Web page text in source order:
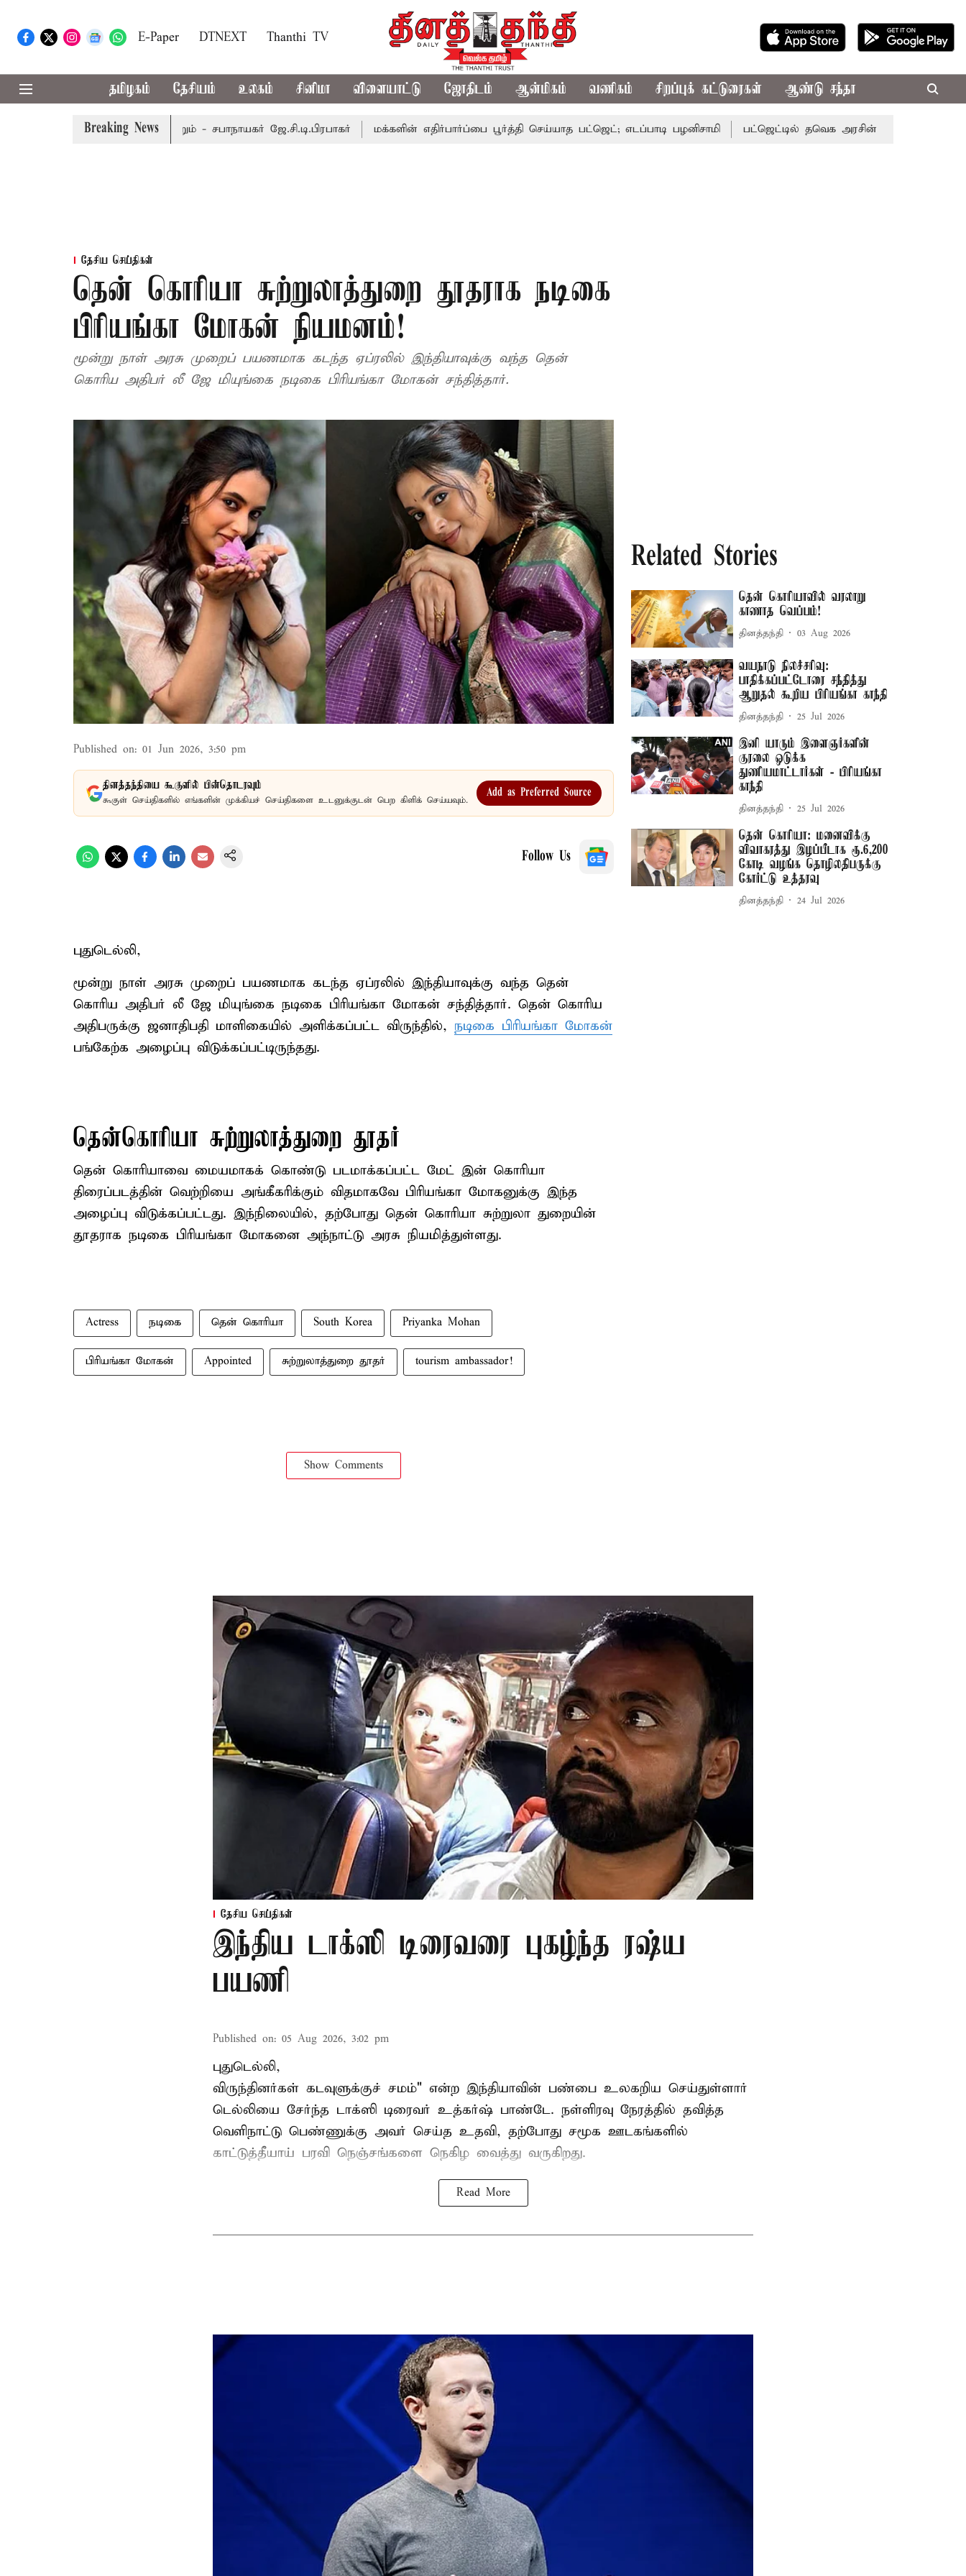
E-Paper DTNEXT Thanthi TV
தமிழகம் தேசியம் உலகம் சினிமா விளையாட்டு ஜோதிடம் ஆன்மிகம் வணிகம் சிறப்புக் கட்டுரைகள் ஆண்டு சந்தா
Breaking News
ந் தேதி வரை நடைபெறும் - சபாநாயகர் ஜே.சி.டி.பிரபாகர் மக்களின் எதிர்பார்ப்பை பூர்த்தி செய்யாத பட்ஜெட்; எடப்பாடி பழனிசாமி பட்ஜெட்டில் தவெக அரசின் வாக்குறுதிகள் இல்லை -
தேசிய செய்திகள்
தென் கொரியா சுற்றுலாத்துறை தூதராக நடிகை
பிரியங்கா மோகன் நியமனம்!
மூன்று நாள் அரசு முறைப் பயணமாக கடந்த ஏப்ரலில் இந்தியாவுக்கு வந்த தென்
கொரிய அதிபர் லீ ஜே மியுங்கை நடிகை பிரியங்கா மோகன் சந்தித்தார்.
Published on: 01 Jun 2026, 3:50 pm
தினத்தந்தியை கூகுளில் பின்தொடரவும்
கூகுள் செய்திகளில் எங்களின் முக்கியச் செய்திகளை உடனுக்குடன் பெற கிளிக் செய்யவும்.
Add as Preferred Source
Follow Us
புதுடெல்லி,
மூன்று நாள் அரசு முறைப் பயணமாக கடந்த ஏப்ரலில் இந்தியாவுக்கு வந்த தென்
கொரிய அதிபர் லீ ஜே மியுங்கை நடிகை பிரியங்கா மோகன் சந்தித்தார். தென் கொரிய
அதிபருக்கு ஜனாதிபதி மாளிகையில் அளிக்கப்பட்ட விருந்தில், நடிகை பிரியங்கா மோகன்
பங்கேற்க அழைப்பு விடுக்கப்பட்டிருந்தது.
தென்கொரியா சுற்றுலாத்துறை தூதர்
தென் கொரியாவை மையமாகக் கொண்டு படமாக்கப்பட்ட மேட் இன் கொரியா
திரைப்படத்தின் வெற்றியை அங்கீகரிக்கும் விதமாகவே பிரியங்கா மோகனுக்கு இந்த
அழைப்பு விடுக்கப்பட்டது. இந்நிலையில், தற்போது தென் கொரியா சுற்றுலா துறையின்
தூதராக நடிகை பிரியங்கா மோகனை அந்நாட்டு அரசு நியமித்துள்ளது.
Actress நடிகை தென் கொரியா South Korea Priyanka Mohan
பிரியங்கா மோகன் Appointed சுற்றுலாத்துறை தூதர் tourism ambassador!
Show Comments
Related Stories
தென் கொரியாவில் வரலாறு
காணாத வெப்பம்!
தினத்தந்தி 03 Aug 2026
வயநாடு நிலச்சரிவு:
பாதிக்கப்பட்டோரை சந்தித்து
ஆறுதல் கூறிய பிரியங்கா காந்தி
தினத்தந்தி 25 Jul 2026
இனி யாரும் இளைஞர்களின்
குரலை ஒடுக்க
துணியமாட்டார்கள் - பிரியங்கா
காந்தி
தினத்தந்தி 25 Jul 2026
தென் கொரியா: மனைவிக்கு
விவாகரத்து இழப்பீடாக ரூ.6,200
கோடி வழங்க தொழிலதிபருக்கு
கோர்ட்டு உத்தரவு
தினத்தந்தி 24 Jul 2026
தேசிய செய்திகள்
இந்திய டாக்ஸி டிரைவரை புகழ்ந்த ரஷ்ய
பயணி
Published on: 05 Aug 2026, 3:02 pm
புதுடெல்லி,
விருந்தினர்கள் கடவுளுக்குச் சமம்" என்ற இந்தியாவின் பண்பை உலகறிய செய்துள்ளார்
டெல்லியை சேர்ந்த டாக்ஸி டிரைவர் உத்கர்ஷ் பாண்டே. நள்ளிரவு நேரத்தில் தவித்த
வெளிநாட்டு பெண்ணுக்கு அவர் செய்த உதவி, தற்போது சமூக ஊடகங்களில்
காட்டுத்தீயாய் பரவி நெஞ்சங்களை நெகிழ வைத்து வருகிறது.
Read More